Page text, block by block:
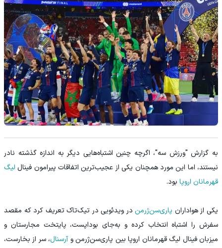
به گزارش "ورزش سه"، اگرچه چنین اشتباه‌هایی دیگر به اندازه گذشته نادر
نیستند، اما این مورد همچنان یکی از عجیب‌ترین اتفاقات پیرامون فینال لیگ
قهرمانان اروپا بود.
یکی از هواداران پاری‌سن‌ژرمن در ویدئویی در تیک‌تاک تعریف کرد که مقصد
سفرش را اشتباه انتخاب کرده و به‌جای بوداپست، پایتخت مجارستان و
میزبان فینال لیگ قهرمانان اروپا بین پاری‌سن‌ژرمن وآرسنال، سر از بخارست،